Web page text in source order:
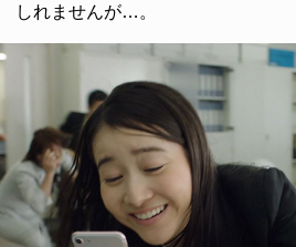
しれませんが…。